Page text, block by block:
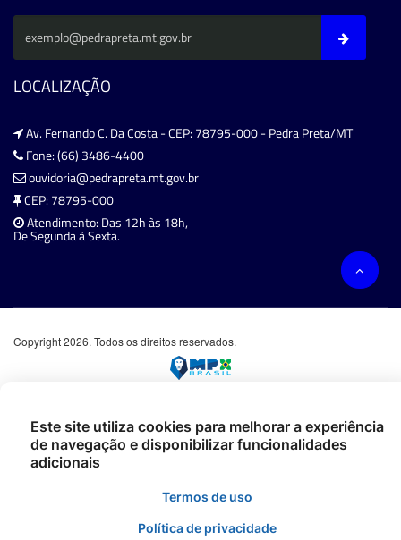
LOCALIZAÇÃO
Av. Fernando C. Da Costa - CEP: 78795-000 - Pedra Preta/MT
Fone: (66) 3486-4400
ouvidoria@pedrapreta.mt.gov.br
CEP: 78795-000
Atendimento: Das 12h às 18h,
De Segunda à Sexta.
Copyright 2026. Todos os direitos reservados.
Este site utiliza cookies para melhorar a experiência
de navegação e disponibilizar funcionalidades
adicionais
Termos de uso
Política de privacidade